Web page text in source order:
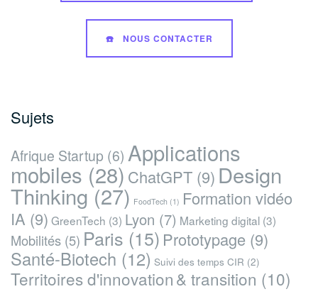
☎️ NOUS CONTACTER
Sujets
Afrique Startup (6) Applications
mobiles (28) ChatGPT (9) Design
Thinking(27) FoodTech (1) Formation vidéo
IA (9) GreenTech (3) Lyon (7) Marketing digital (3)
Mobilités (5) Paris (15) Prototypage (9)
Santé-Biotech (12) Suivi des temps CIR (2)
Territoires d'innovation & transition (10)